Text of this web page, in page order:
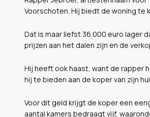
Voorschoten. Hij biedt de woning te
Dat is maar liefst 36.000 euro lager
prijzen aan het dalen zijn en de
Hij heeft ook haast, want de rapper
hij te bieden aan de koper van zijn
Voor dit geld krijgt de koper een
aantal kamers bedraagt vijf,